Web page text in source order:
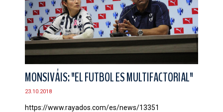
MONSIVÁIS: "EL FUTBOL ES MULTIFACTORIAL"
23.10.2018
https://www.rayados.com/es/news/13351